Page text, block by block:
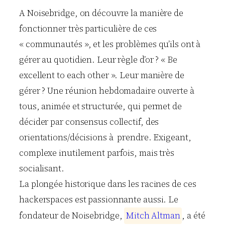
A Noisebridge, on découvre la manière de
fonctionner très particulière de ces
« communautés », et les problèmes qu’ils ont à
gérer au quotidien. Leur règle d’or ? « Be
excellent to each other ». Leur manière de
gérer ? Une réunion hebdomadaire ouverte à
tous, animée et structurée, qui permet de
décider par consensus collectif, des
orientations/décisions à prendre. Exigeant,
complexe inutilement parfois, mais très
socialisant.
La plongée historique dans les racines de ces
hackerspaces est passionnante aussi. Le
fondateur de Noisebridge, MitchAltman , a été